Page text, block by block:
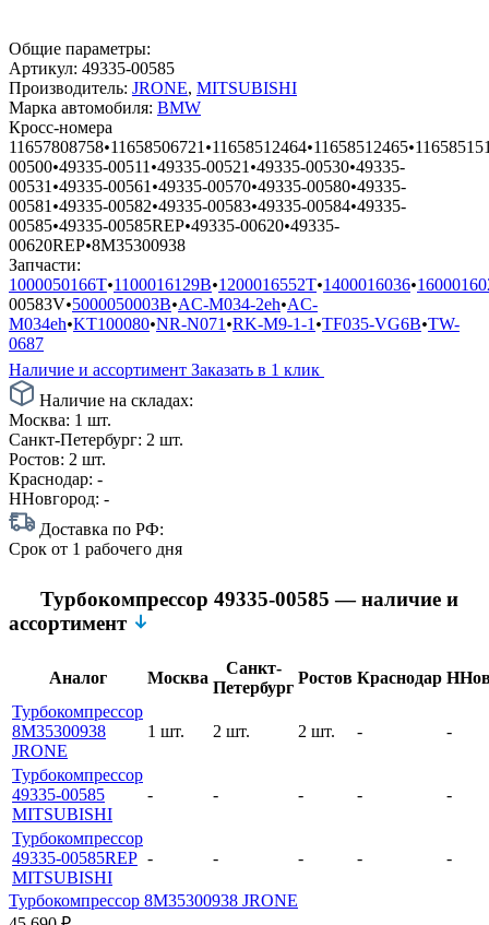
Общие параметры:
Артикул: 49335-00585
Производитель: JRONE, MITSUBISHI
Марка автомобиля: BMW
Кросс-номера
11657808758•11658506721 •11658512464•11658512465•
00500•49335-00511 •49335-00521 •49335-00530•49335-
00531 •49335-00561 •49335-00570•49335-00580•49335-
00581 •49335-00582•49335-00583•49335-00584•49335-
00585•49335-00585REP•49335-00620•49335-
00620REP•8M35300938
Запчасти:
1000050166T•1100016129B•1200016552T•1400016036•
00583V•5000050003B•AC-M034-2eh•AC-
M034eh•KT100080•NR-N071 •RK-M9-1-1 •TF035-VG6B•TW-
0687
Наличие и ассортимент Заказать в 1 клик
Наличие на складах:
Москва: 1 шт.
Санкт-Петербург: 2 шт.
Ростов: 2 шт.
Краснодар: -
ННовгород: -
Доставка по РФ:
Срок от 1 рабочего дня
Турбокомпрессор 49335-00585 — наличие и
ассортимент
Аналог Москва
Санкт-
Петербург
Ростов Краснодар
Турбокомпрессор
8M35300938
JRONE
1 шт. 2 шт. 2 шт. - -
Турбокомпрессор
49335-00585
MITSUBISHI
- - - - -
Турбокомпрессор
49335-00585REP
MITSUBISHI
- - - - -
Турбокомпрессор 8M35300938 JRONE